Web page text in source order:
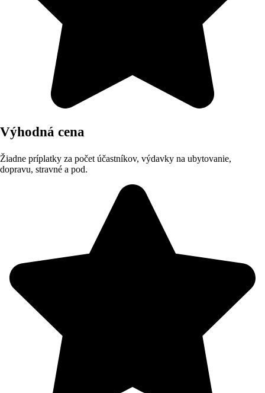
Výhodná cena
Žiadne príplatky za počet účastníkov, výdavky na ubytovanie,
dopravu, stravné a pod.